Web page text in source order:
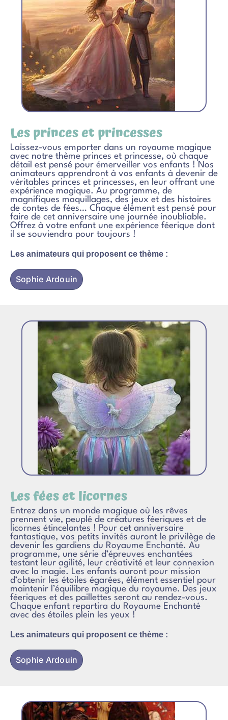
Les princes et princesses
Laissez-vous emporter dans un royaume magique
avec notre thème princes et princesse, où chaque
détail est pensé pour émerveiller vos enfants ! Nos
animateurs apprendront à vos enfants à devenir de
véritables princes et princesses, en leur offrant une
expérience magique. Au programme, de
magnifiques maquillages, des jeux et des histoires
de contes de fées… Chaque élément est pensé pour
faire de cet anniversaire une journée inoubliable.
Offrez à votre enfant une expérience féerique dont
il se souviendra pour toujours !
Les animateurs qui proposent ce thème :
Sophie Ardouin
Les fées et licornes
Entrez dans un monde magique où les rêves
prennent vie, peuplé de créatures féeriques et de
licornes étincelantes ! Pour cet anniversaire
fantastique, vos petits invités auront le privilège de
devenir les gardiens du Royaume Enchanté. Au
programme, une série d’épreuves enchantées
testant leur agilité, leur créativité et leur connexion
avec la magie. Les enfants auront pour mission
d’obtenir les étoiles égarées, élément essentiel pour
maintenir l’équilibre magique du royaume. Des jeux
féeriques et des paillettes seront au rendez-vous.
Chaque enfant repartira du Royaume Enchanté
avec des étoiles plein les yeux !
Les animateurs qui proposent ce thème :
Sophie Ardouin